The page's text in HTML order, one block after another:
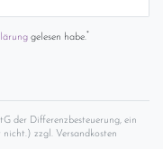
gelesen habe.*
der Differenzbesteuerung, ein
nicht.) zzgl. Versandkosten